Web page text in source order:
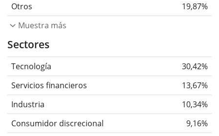
Otros
19,87%
Muestra más
Sectores
Tecnología
30,42%
Servicios financieros
13,67%
Industria
10,34%
Consumidor discrecional
9,16%